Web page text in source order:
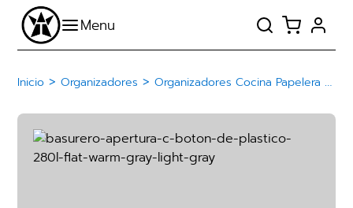
Inicio >Organizadores >Organizadores Cocina Papelera Basurero De Plástico Con Botón